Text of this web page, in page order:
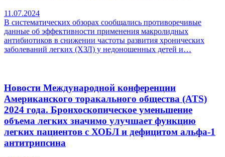
11.07.2024
В систематических обзорах сообщались противоречивые
данные об эффективности применения макролидных
антибиотиков в снижении частоты развития хронических
заболеваний легких (ХЗЛ) у недоношенных детей и…
Новости Международной конференции
Американского торакального общества (ATS)
2024 года. Бронхоскопическое уменьшение
объема легких значимо улучшает функцию
легких пациентов с ХОБЛ и дефицитом альфа-1
антитрипсина